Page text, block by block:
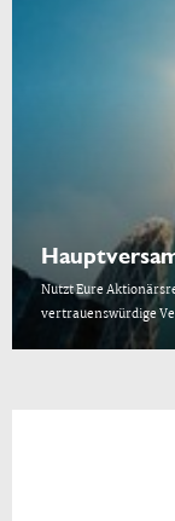
Nutzt Eure
vertrauenswürdige